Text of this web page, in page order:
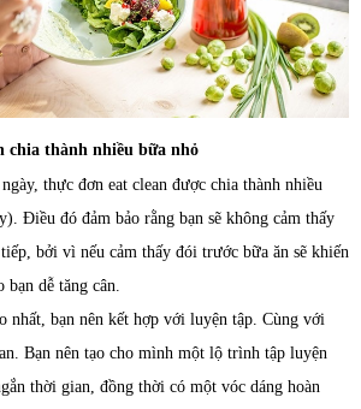
chia thành nhiều bữa nhỏ
thực đơn eat clean được chia thành nhiều
Điều đó đảm bảo rằng bạn sẽ không cảm thấy
bởi vì nếu cảm thấy đói trước bữa ăn sẽ khiến
dễ tăng cân.
nhất, bạn nên kết hợp với luyện tập. Cùng với
Bạn nên tạo cho mình một lộ trình tập luyện
thời gian, đồng thời có một vóc dáng hoàn